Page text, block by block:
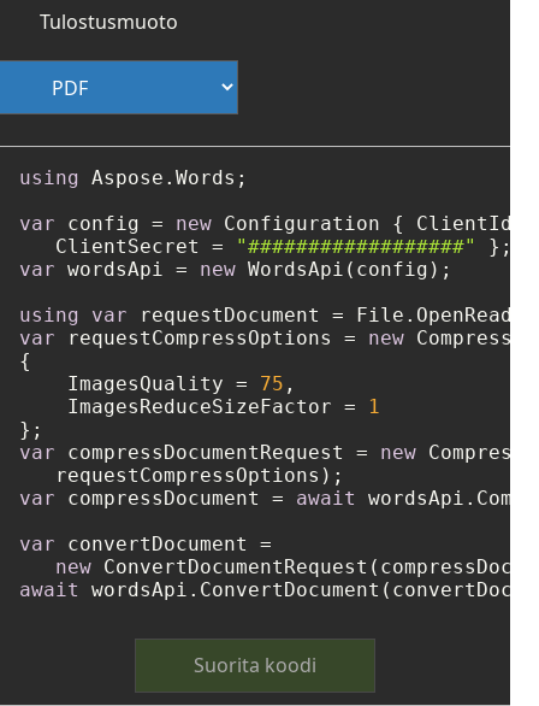
Tulostusmuoto
using Aspose.Words;
var config = new Configuration { ClientId
   ClientSecret =
"##################"
var wordsApi = new WordsApi(config);
using
var requestDocument = File.OpenRead(
var requestCompressOptions = new
{
    ImagesQuality =
75 ,
    ImagesReduceSizeFactor =
1
var compressDocumentRequest = new
var compressDocument = await
var convertDocument =
new
await
Suorita koodi